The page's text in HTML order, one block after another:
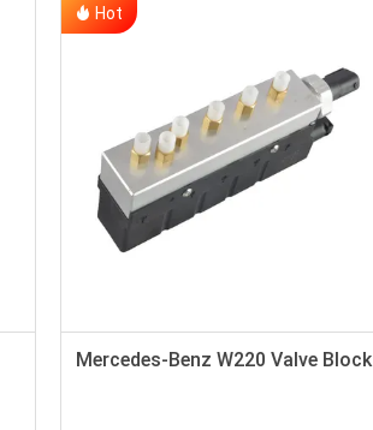
Hot
Mercedes-Benz W220 Valve Block